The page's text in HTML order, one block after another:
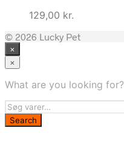
129,00 kr.
© 2026 Lucky Pet
×
×
What are you looking for?